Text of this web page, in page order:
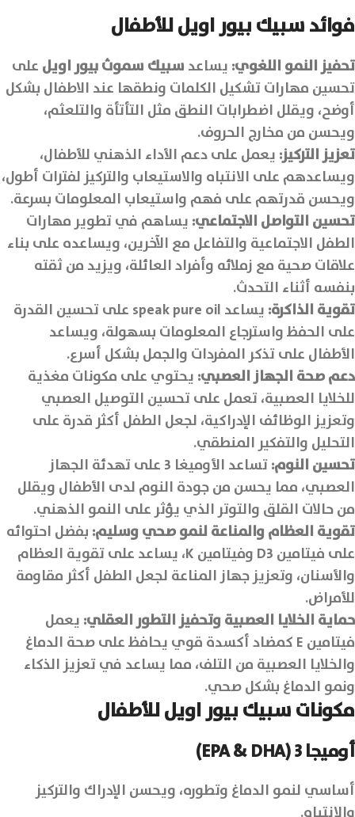
فوائد سبيك بيور اويل للأطفال
تحفيز النمو اللغوي: يساعد سبيك سموث بيور اويل على
تحسين مهارات تشكيل الكلمات ونطقها عند الاطفال بشكل
أوضح، ويقلل اضطرابات النطق مثل التأتأة والتلعثم،
ويحسن من مخارج الحروف.
تعزيز التركيز: يعمل على دعم الأداء الذهني للأطفال،
ويساعدهم على الانتباه والاستيعاب والتركيز لفترات أطول،
ويحسن قدرتهم على فهم واستيعاب المعلومات بسرعة.
تحسين التواصل الاجتماعي: يساهم في تطوير مهارات
الطفل الاجتماعية والتفاعل مع الآخرين، ويساعده على بناء
علاقات صحية مع زملائه وأفراد العائلة، ويزيد من ثقته
بنفسه أثناء التحدث.
تقوية الذاكرة:
يساعد speak pure oil على تحسين القدرة
على الحفظ واسترجاع المعلومات بسهولة، ويساعد
الأطفال على تذكر المفردات والجمل بشكل أسرع.
دعم صحة الجهاز العصبي: يحتوي على مكونات مغذية
للخلايا العصبية، تعمل على تحسين التوصيل العصبي
وتعزيز الوظائف الإدراكية، لجعل الطفل أكثر قدرة على
التحليل والتفكير المنطقي.
تحسين النوم:
تساعد الأوميغا 3 على تهدئة الجهاز
العصبي، مما يحسن من جودة النوم لدى الأطفال ويقلل
من حالات القلق والتوتر الذي يؤثر على النمو الذهني.
تقوية العظام والمناعة لنمو صحي وسليم: بفضل احتوائه
على فيتامين D3 وفيتامين K، يساعد على تقوية العظام
والأسنان، وتعزيز جهاز المناعة لجعل الطفل أكثر مقاومة
للأمراض.
حماية الخلايا العصبية وتحفيز التطور العقلي: يعمل
فيتامين E كمضاد أكسدة قوي يحافظ على صحة الدماغ
والخلايا العصبية من التلف، مما يساعد في تعزيز الذكاء
ونمو الدماغ بشكل صحي.
مكونات سبيك بيور اويل للأطفال
أوميجا 3 (EPA & DHA)
أساسي لنمو الدماغ وتطوره، ويحسن الإدراك والتركيز